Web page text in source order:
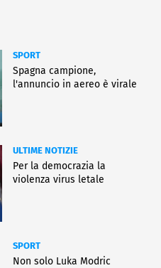
SPORT
Spagna campione,
l'annuncio in aereo è virale
ULTIME NOTIZIE
Per la democrazia la
violenza virus letale
SPORT
Non solo Luka Modric